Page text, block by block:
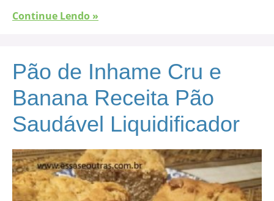
Continue Lendo »
Pão de Inhame Cru e
Banana Receita Pão
Saudável Liquidificador